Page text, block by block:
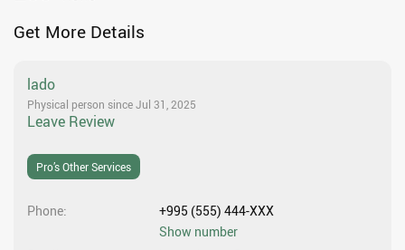
Get More Details
lado
Physical person since Jul 31, 2025
Leave Review
Pro’s Other Services
Phone
+995 (555) 444-XXX
Show number